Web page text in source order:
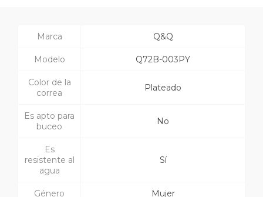
Marca Q&Q
Modelo Q72B-003PY
Color de la
correa
Plateado
Es apto para
buceo
No
Es
resistente al
agua
Sí
Género Mujer